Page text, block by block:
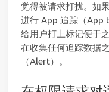
觉得被请求打扰。如
进行 App 追踪（App
给用户打上标记便于
在收集任何追踪数据
（Alert）。